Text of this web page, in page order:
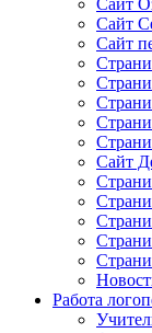
Сайт
Сайт
Сайт
Сайт
Работа